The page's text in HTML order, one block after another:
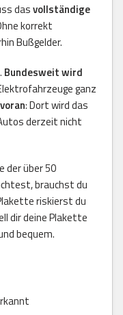
dasvollständige
korrekt
Bußgelder.
Bundesweit wird
ganz
: Dort wird das
derzeit nicht
der über 50
brauchst du
riskierst du
dir deine Plakette
bequem.